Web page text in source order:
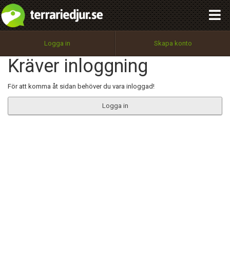
Logga in Skapa konto
Kräver inloggning
För att komma åt sidan behöver du vara inloggad!
Logga in
Utför
100%
OK
integritetspolicy
Namn:
Epost:
Begär nytt lösenord
Tillbaka till förstasidan